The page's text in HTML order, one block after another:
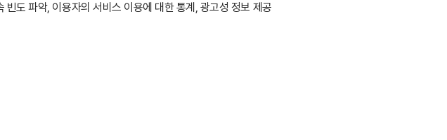
도 파악, 이용자의 서비스 이용에 대한 통계, 광고성 정보 제공